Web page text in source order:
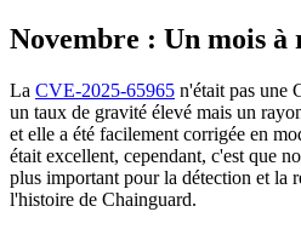
Chainguard VMs
Novembre : Un mois à
La CVE-2025-65965 n'était pas une
un taux de gravité élevé mais un
et elle a été facilement corrigée en
était excellent, cependant, c'est que
plus important pour la détection et la
l'histoire de Chainguard.